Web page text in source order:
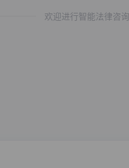
欢迎进行智能法律咨询